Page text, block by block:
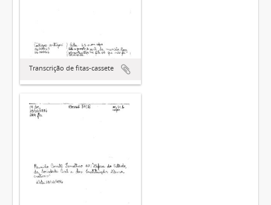
Transcrição de fitas-cassete